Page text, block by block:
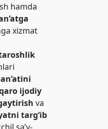
hamda
xizmat
ijodiy
va
targ‘ib